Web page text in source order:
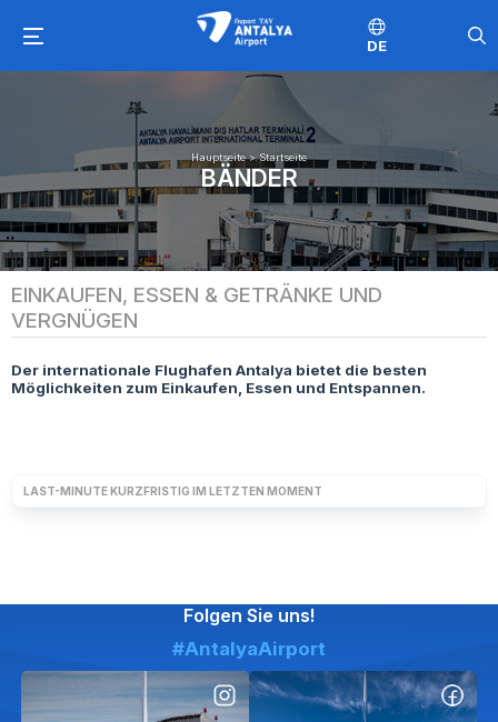
DE
Hauptseite>Startseite
BÄNDER
EINKAUFEN, ESSEN & GETRÄNKE UND
VERGNÜGEN
Der internationale Flughafen Antalya bietet die besten
Möglichkeiten zum Einkaufen, Essen und Entspannen.
LAST-MINUTE KURZFRISTIG IM LETZTEN MOMENT
Folgen Sie uns!
#AntalyaAirport